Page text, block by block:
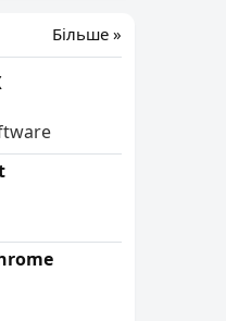
Більше »